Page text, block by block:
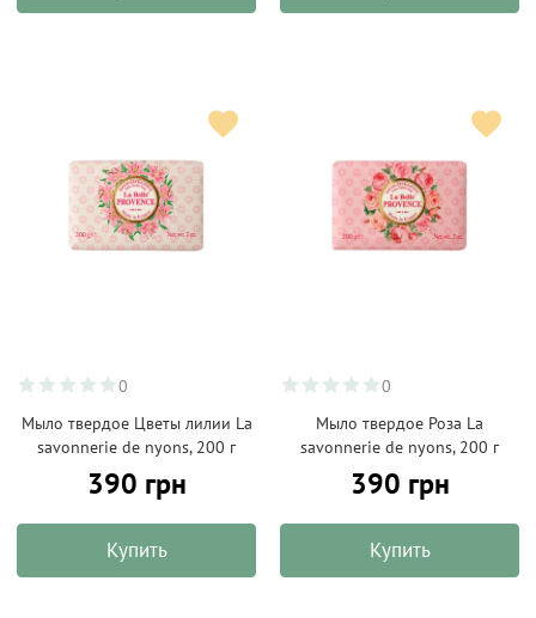
0
Мыло твердое Цветы лилии La
savonnerie de nyons, 200 г
390 грн
Купить
0
Мыло твердое Роза La
savonnerie de nyons, 200 г
390 грн
Купить